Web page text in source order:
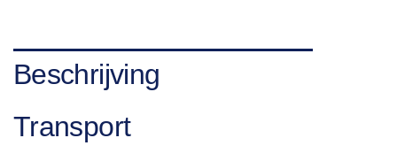
Beschrijving
Transport